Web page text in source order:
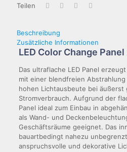
Teilen
Beschreibung
Zusätzliche Informationen
LED Color Change
Das ultraflache LED Panel
mit einer blendfreien
hohen Lichtausbeute bei äußerst
Stromverbrauch. Aufgrund der
Panel ideal zum Einbau in
als Wand- und
Geschäftsräume geeignet. Das
bauartbedingt nahezu
anspruchsvolle und dekorative